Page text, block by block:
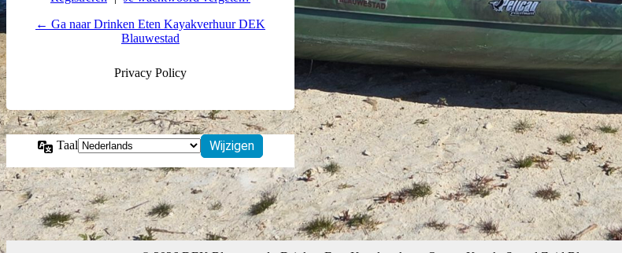
← Ga naar Drinken Eten Kayakverhuur DEK
Blauwestad
Privacy Policy
Taal